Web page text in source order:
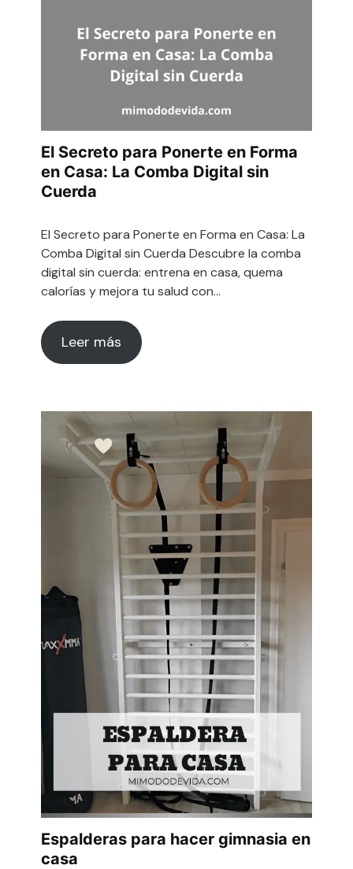
El Secreto para Ponerte en Forma
en Casa: La Comba Digital sin
Cuerda
El Secreto para Ponerte en Forma en Casa: La
Comba Digital sin Cuerda Descubre la comba
digital sin cuerda: entrena en casa, quema
calorías y mejora tu salud con…
Leer más
Espalderas para hacer gimnasia en
casa